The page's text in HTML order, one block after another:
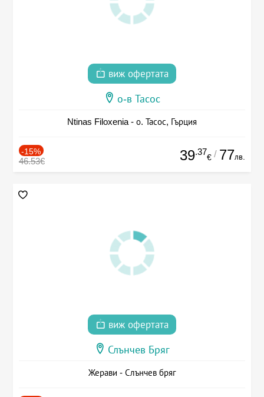
виж офертата
о-в Тасос
Ntinas Filoxenia - о. Тасос, Гърция
-15%
46.53€ 39.37
€ / 77лв.
виж офертата
Слънчев Бряг
Жерави - Слънчев бряг